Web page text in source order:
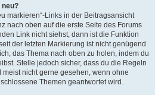
neu?
markieren“-Links in der Beitragsansicht
nach oben auf die erste Seite des Forums
Link nicht siehst, dann ist die Funktion
der letzten Markierung ist nicht genügend
das Thema nach oben zu holen, indem du
Stelle jedoch sicher, dass du die Regeln
nicht gerne gesehen, wenn ohne
Themen geantwortet wird.